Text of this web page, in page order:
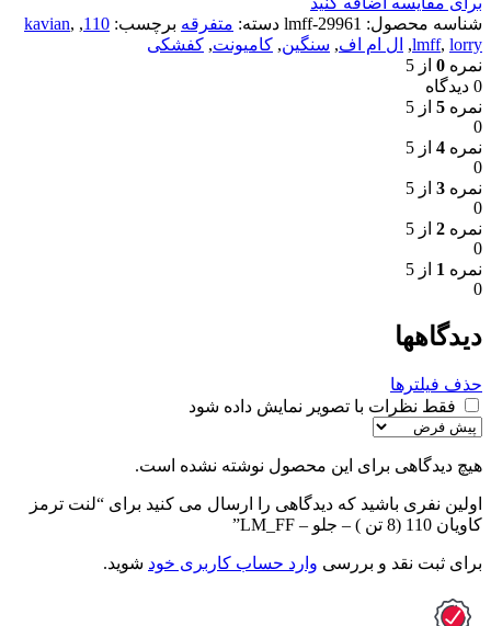
شناسه محصول: 29961-lmff دسته: متفرقه برچسب: 110
,
kavian,
lmff, lorry
, ال ام اف, سنگین, کامیونت, کفشکی
نمره 0 از 5
0 دیدگاه
نمره 5 از 5
0
نمره 4 از 5
0
نمره 3 از 5
0
نمره 2 از 5
0
نمره 1 از 5
0
دیدگاهها
حذف فیلترها
فقط نظرات با تصویر نمایش داده شود
هیچ دیدگاهی برای این محصول نوشته نشده است.
اولین نفری باشید که دیدگاهی را ارسال می کنید برای “لنت ترمز
کاویان 110 (8 تن ) – جلو – LM_FF”
برای ثبت نقد و بررسی وارد حساب کاربری خود شوید.